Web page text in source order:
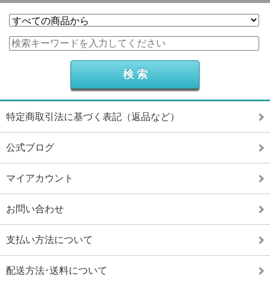
特定商取引法に基づく表記（返品など）
公式ブログ
マイアカウント
お問い合わせ
支払い方法について
配送方法･送料について